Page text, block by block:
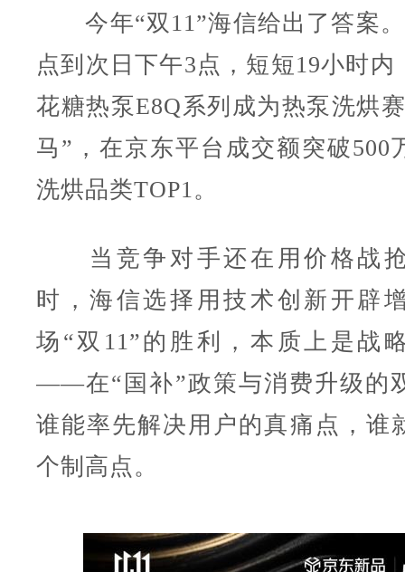
今年“双11”海信给出了答案。
点到次日下午3点，短短19小时内
花糖热泵E8Q系列成为热泵洗烘
马”，在京东平台成交额突破500
洗烘品类TOP1。
当竞争对手还在用价格战
时，海信选择用技术创新开辟
场“双11”的胜利，本质上是战
——在“国补”政策与消费升级的
谁能率先解决用户的真痛点，谁
个制高点。